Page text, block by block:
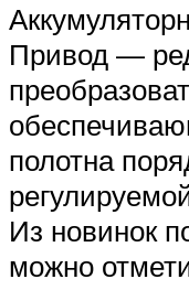
Привод —
полотна
Из новинок
можно